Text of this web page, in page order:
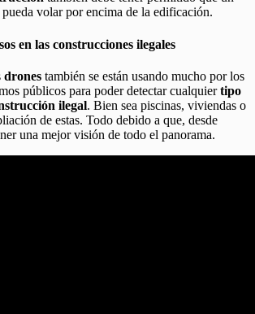
pueda volar por encima de la edificación.
en las construcciones ilegales
drones también se están usando mucho por los
públicos para poder detectar cualquiertipo
ilegal. Bien sea piscinas, viviendas o
de estas. Todo debido a que, desde
una mejor visión de todo el panorama.